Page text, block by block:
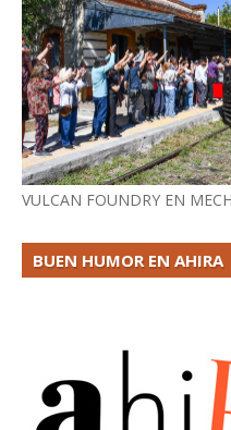
VULCAN FOUNDRY EN
BUEN HUMOR EN AHIRA